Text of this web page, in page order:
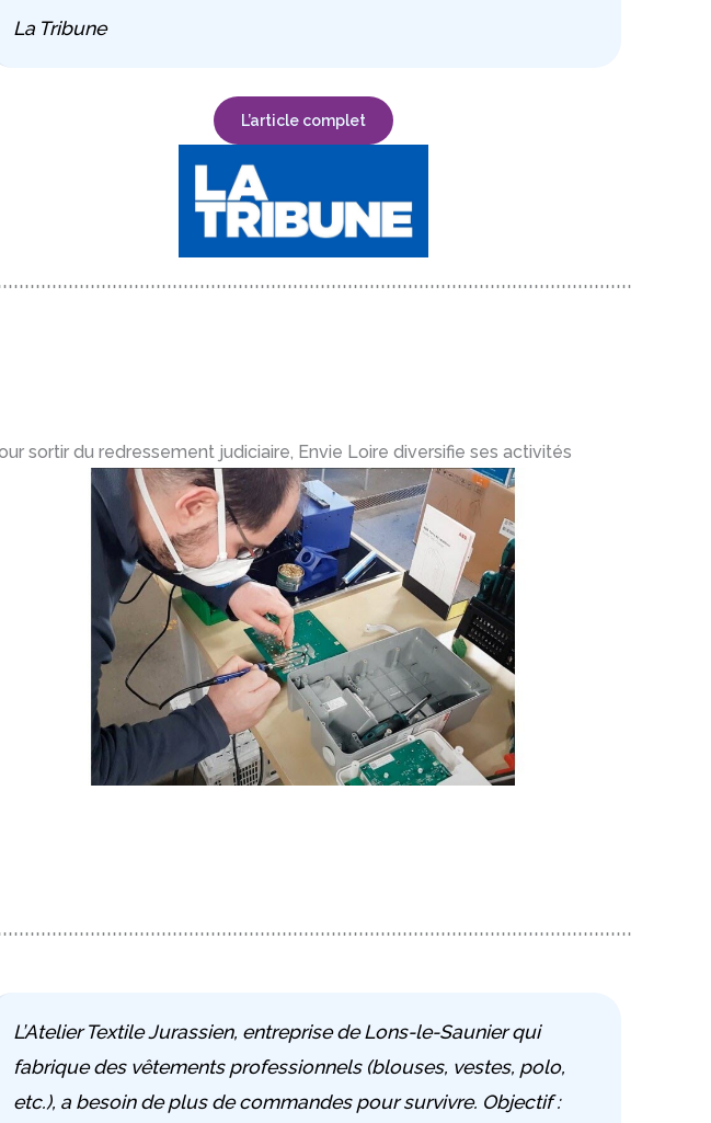
La Tribune
L’article complet
sortir du redressement judiciaire, Envie Loire diversifie ses activités
L’Atelier Textile Jurassien, entreprise de Lons-le-Saunier qui
fabrique des vêtements professionnels (blouses, vestes, polo,
etc.), a besoin de plus de commandes pour survivre. Objectif :